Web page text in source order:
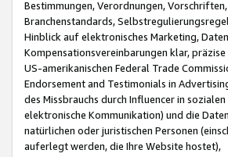
Bestimmungen, Verordnungen,
Branchenstandards,
Hinblick auf elektronisches Marketing,
Kompensationsvereinbarungen klar,
US-amerikanischen Federal Trade
Endorsement and Testimonials in
des Missbrauchs durch Influencer in
elektronische Kommunikation) und die
natürlichen oder juristischen Personen
auferlegt werden, die Ihre Website hostet),